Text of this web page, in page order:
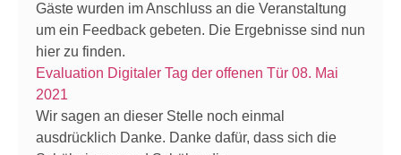
Gäste wurden im Anschluss an die Veranstaltung
um ein Feedback gebeten. Die Ergebnisse sind nun
hier zu finden.
Evaluation Digitaler Tag der offenen Tür 08. Mai
2021
Wir sagen an dieser Stelle noch einmal
ausdrücklich Danke. Danke dafür, dass sich die